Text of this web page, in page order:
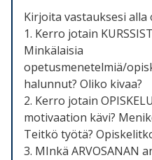
Kirjoita vastauksesi alla
1. Kerro jotain
Minkälaisia
opetusmenetelmiä/
halunnut? Oliko kivaa?
2. Kerro jotain
motivaation kävi?
Teitkö työtä?
3. MInkä ARVOSANAN